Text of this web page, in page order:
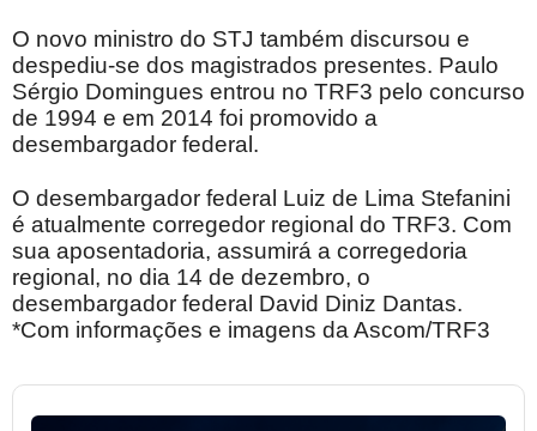
O novo ministro do STJ também discursou e
despediu-se dos magistrados presentes. Paulo
Sérgio Domingues entrou no TRF3 pelo concurso
de 1994 e em 2014 foi promovido a
desembargador federal.
O desembargador federal Luiz de Lima Stefanini
é atualmente corregedor regional do TRF3. Com
sua aposentadoria, assumirá a corregedoria
regional, no dia 14 de dezembro, o
desembargador federal David Diniz Dantas.
*Com informações e imagens da Ascom/TRF3